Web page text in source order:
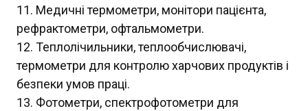
Медичні термометри, монітори пацієнта,
рефрактометри, офтальмометри.
Теплолічильники, теплообчислювачі,
термометри для контролю харчових продуктів і
безпеки умов праці.
Фотометри, спектрофотометри для